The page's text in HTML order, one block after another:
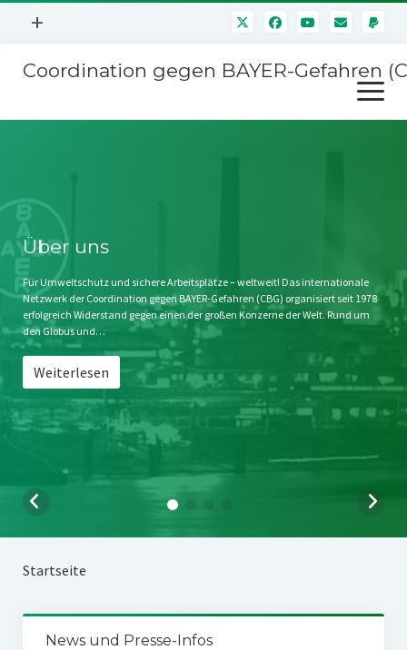
Menü
+
Mitmachen
Kontakt
Impressum
Störfälle
Coordination gegen BAYER-Gefahren
Menü
öffnen
Stichwort BAYER
Jahrestagung
SPENDEN
Über uns
Für Umweltschutz und sichere Arbeitsplätze – weltweit! Das internationale
Netzwerk der Coordination gegen BAYER-Gefahren (CBG) organisiert seit 1978
erfolgreich Widerstand gegen einen der großen Konzerne der Welt. Rund um
den Globus und…
Weiterlesen
Startseite
News und Presse-Infos